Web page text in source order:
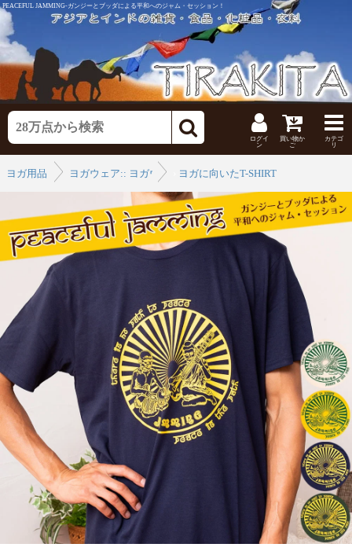
PEACEFUL JAMMING-ガンジーとブッダによる平和へのジャム・セッション！
ログイ
ン
買い物か
ご
カテゴ
リ
ヨガ用品
ヨガウェア:: ヨガウェア ヨガに向いたT-SHIRT